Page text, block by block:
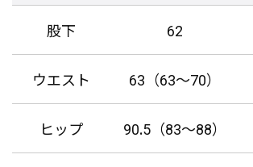
股下 62
ウエスト 63（63～70）
ヒップ 90.5（83～88）